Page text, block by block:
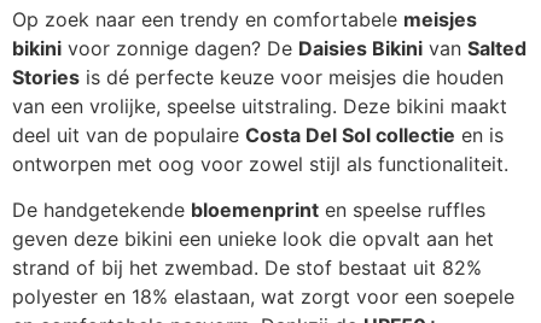
Op zoek naar een trendy en comfortabele meisjes
bikini voor zonnige dagen? De Daisies Bikini van Salted
Stories is dé perfecte keuze voor meisjes die houden
van een vrolijke, speelse uitstraling. Deze bikini maakt
deel uit van de populaire Costa Del Sol collectie en is
ontworpen met oog voor zowel stijl als functionaliteit.
De handgetekende bloemenprint en speelse ruffles
geven deze bikini een unieke look die opvalt aan het
strand of bij het zwembad. De stof bestaat uit 82%
polyester en 18% elastaan, wat zorgt voor een soepele